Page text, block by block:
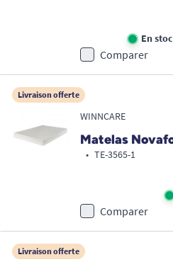
En
Comparer
Livraison offerte
WINNCARE
Matelas
• TE-3565-1
Comparer
Livraison offerte